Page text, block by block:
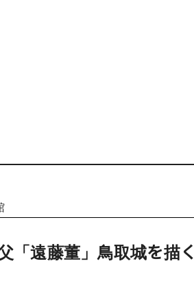
「遠藤董」鳥取城を描く